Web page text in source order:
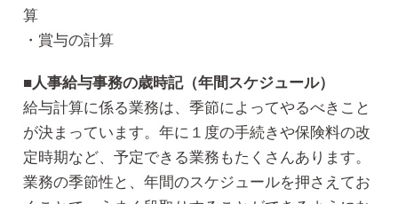
算
・賞与の計算
■人事給与事務の歳時記（年間スケジュール）
給与計算に係る業務は、季節によってやるべきこと
が決まっています。年に１度の手続きや保険料の改
定時期など、予定できる業務もたくさんあります。
業務の季節性と、年間のスケジュールを押さえてお